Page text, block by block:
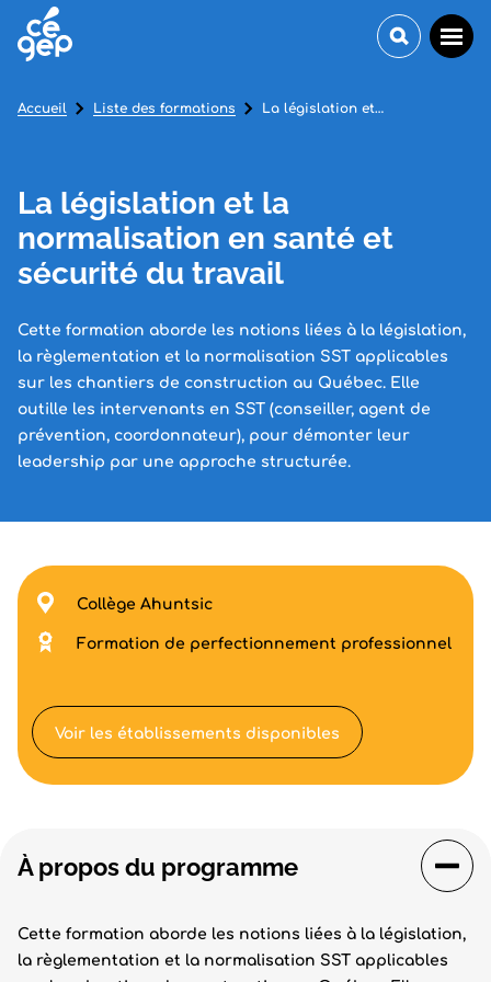
La législation et la
normalisation en santé et
sécurité du travail
Cette formation aborde les notions liées à la législation,
la règlementation et la normalisation SST applicables
sur les chantiers de construction au Québec. Elle
outille les intervenants en SST (conseiller, agent de
prévention, coordonnateur), pour démonter leur
leadership par une approche structurée.
Accueil Liste des formations La législation et la normalisation en santé et sécurité du travail
À propos du programme
Cette formation aborde les notions liées à la législation,
la règlementation et la normalisation SST applicables
Collège Ahuntsic
Formation de perfectionnement professionnel
Voir les établissements disponibles